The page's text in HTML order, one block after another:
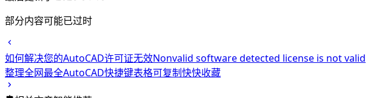
部分内容可能已过时
如何解决您的AutoCAD许可证无效Nonvalid software detected license is not valid
整理全网最全AutoCAD快捷键表格可复制快快收藏